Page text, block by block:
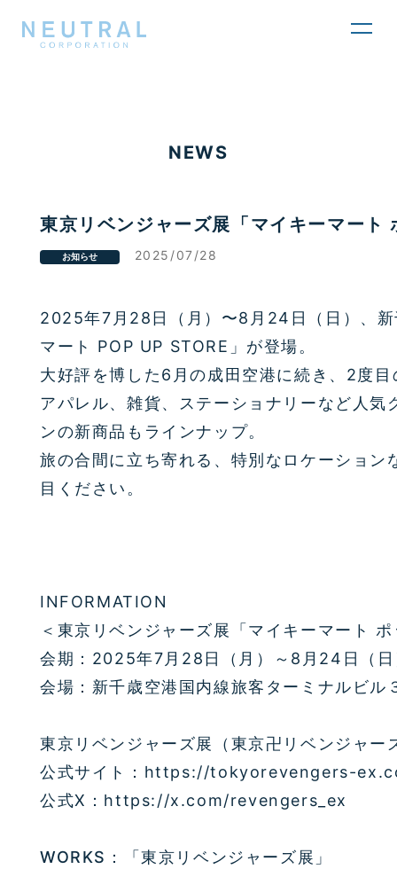
NEWS
東京リベンジャーズ展「マイキーマート
お知らせ 2025/07/28
2025年7月28日（月）〜8月24日（日）、
マート POP UP STORE」が登場。
大好評を博した6月の成田空港に続き、2度
アパレル、雑貨、ステーショナリーなど人
ンの新商品もラインナップ。
旅の合間に立ち寄れる、特別なロケーショ
目ください。
INFORMATION
＜東京リベンジャーズ展「マイキーマート
会期：2025年7月28日（月）～8月24日（
会場：新千歳空港国内線旅客ターミナルビ
東京リベンジャーズ展（東京卍リベンジャ
公式サイト：https://tokyorevengers-
公式X：https://x.com/revengers_ex
WORKS：「東京リベンジャーズ展」